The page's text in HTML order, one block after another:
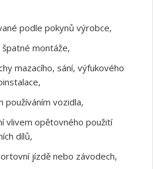
podle pokynů výrobce,
montáže,
mazacího, sání, výfukového
používáním vozidla,
vlivem opětovného použití
dílů,
jízdě nebo závodech,